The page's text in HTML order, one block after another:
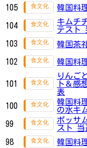
105 韓国料
104
キムチ
テスト
103 韓国茶
102
韓国料
101
りんご
ト＆感
表
100
韓国料
の水キ
99
ポッサ
スト 当
98
韓国料